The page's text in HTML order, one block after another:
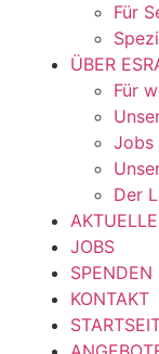
Für
ÜBER
Für
Jobs
Der
JOBS
SPENDEN
KONTAKT